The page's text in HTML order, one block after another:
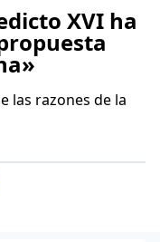
XVI ha
las razones de la